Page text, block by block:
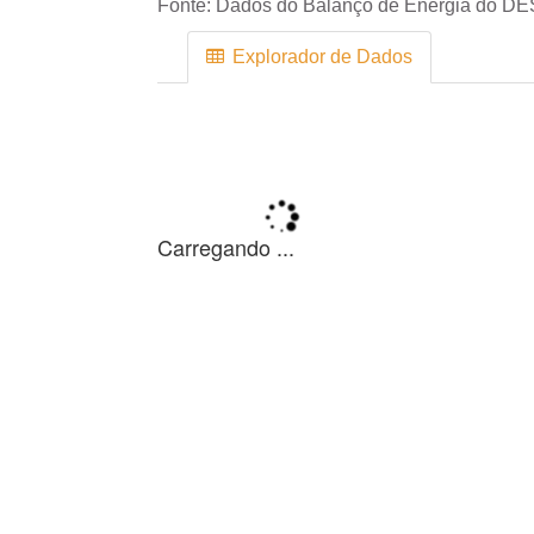
Fonte: Dados do Balanço de Energia do
Explorador de Dados